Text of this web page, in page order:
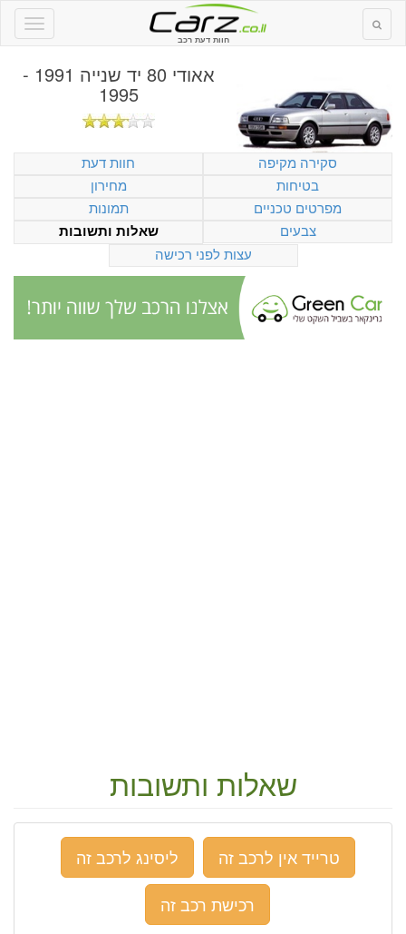
חוות דעת רכב
אאודי 80 יד שנייה 1991 -
1995
סקירה מקיפה
חוות דעת
בטיחות
מחירון
מפרטים טכניים
תמונות
צבעים
שאלות ותשובות
עצות לפני רכישה
שאלות ותשובות
טרייד אין לרכב זה
ליסינג לרכב זה
רכישת רכב זה